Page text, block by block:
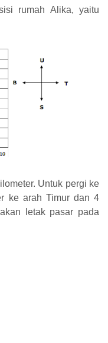
rumah Alika, yaitu
Untuk pergi ke
ke arah Timur dan 4
letak pasar pada